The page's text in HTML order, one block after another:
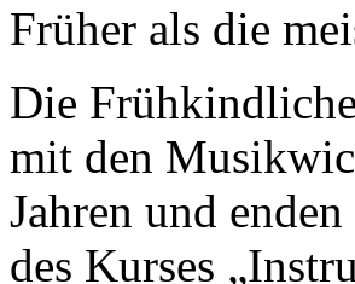
Früher als die
Die
mit den
Jahren und
des Kurses